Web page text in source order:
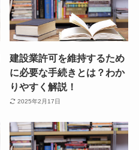
建設業許可を維持するため
に必要な手続きとは？わか
りやすく解説！
2025年2月17日